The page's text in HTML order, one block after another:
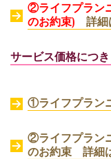
②ライフプラン
のお約束) 詳細
サービス価格につ
①ライフプラン
②ライフプラン
のお約束 詳細